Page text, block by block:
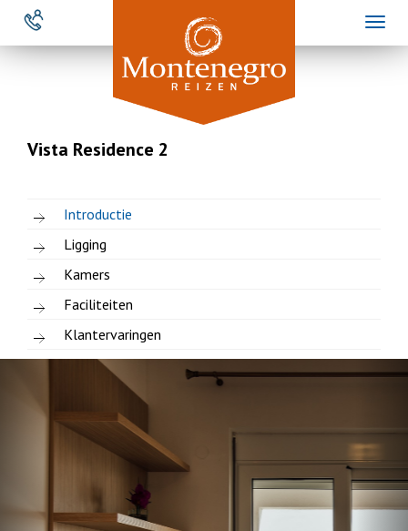
Overslaan
naar
Vista Residence 2
Introductie
Ligging
Kamers
Faciliteiten
Klantervaringen